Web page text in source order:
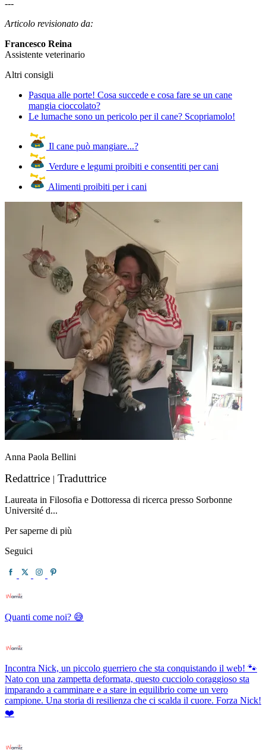
---
Articolo revisionato da:
Francesco Reina
Assistente veterinario
Altri consigli
Pasqua alle porte! Cosa succede e cosa fare se un cane
mangia cioccolato?
Le lumache sono un pericolo per il cane? Scopriamolo!
Il cane può mangiare...?
Verdure e legumi proibiti e consentiti per cani
Alimenti proibiti per i cani
Anna Paola Bellini
Redattrice | Traduttrice
Laureata in Filosofia e Dottoressa di ricerca presso Sorbonne
Université d...
Per saperne di più
Seguici
Quanti come noi? 😅
Incontra Nick, un piccolo guerriero che sta conquistando il web! 🐾
Nato con una zampetta deformata, questo cucciolo coraggioso sta
imparando a camminare e a stare in equilibrio come un vero
campione. Una storia di resilienza che ci scalda il cuore. Forza Nick!
❤️